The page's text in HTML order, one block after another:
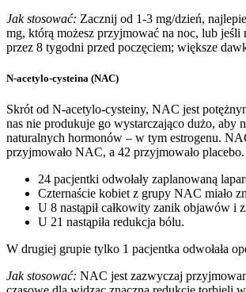
Jak stosować: Zacznij od 1-3 mg/dzień,
mg, którą możesz przyjmować na noc, lub jeśli
przez 8 tygodni przed poczęciem; większe
N-acetylo-cysteina (NAC)
Skrót od N-acetylo-cysteiny, NAC jest
nas nie produkuje go wystarczająco dużo, aby
naturalnych hormonów – w tym estrogenu.
przyjmowało NAC, a 42 przyjmowało
24 pacjentki odwołały zaplanowaną
Czternaście kobiet z grupy NAC miało
U 8 nastąpił całkowity zanik objawów i
U 21 nastąpiła redukcja bólu.
W drugiej grupie tylko 1 pacjentka odwołała
Jak stosować: NAC jest zazwyczaj